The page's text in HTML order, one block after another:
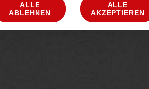
ALLE
ABLEHNEN
ALLE
AKZEPTIEREN